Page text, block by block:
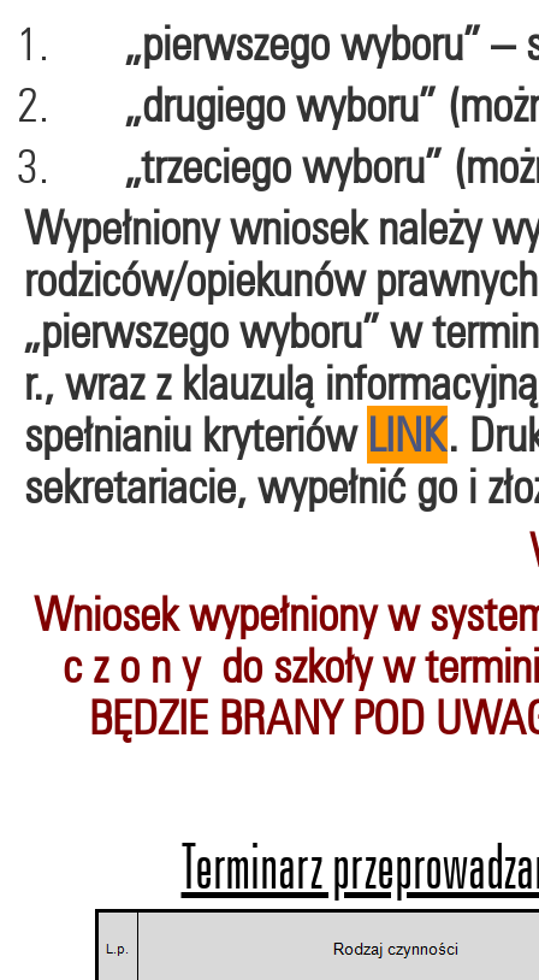
„pierwszego wyboru” –
„drugiego wyboru”
„trzeciego wyboru”
Wypełniony wniosek należy
rodziców/opiekunów
„pierwszego wyboru” w
r., wraz z klauzulą
spełnianiu kryteriów LINK.
sekretariacie, wypełnić go i
Wniosek wypełniony w
c z o n y do szkoły w
BĘDZIE BRANY POD
Terminarz